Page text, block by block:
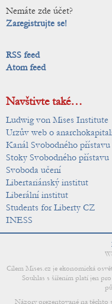
Nemáte zde účet?
Zaregistrujte se!
RSS feed
Atom feed
Navštivte také…
Ludwig von Mises Institute
Urzův web o
Kanál Svobodného přístavu
Stoky Svobodného přístavu
Svoboda učení
Libertariánský institut
Liberální institut
Students for Liberty CZ
INESS
Cílem Mises.cz je ekonomická
Souhlas s šířením platí jen
Názory prezentované na